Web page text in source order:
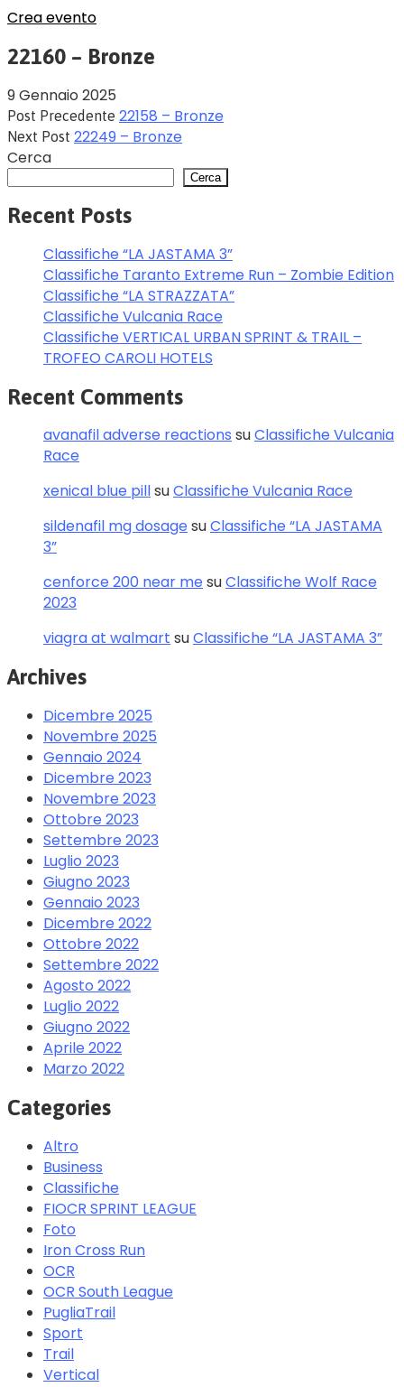
Crea evento
22160 – Bronze
9 Gennaio 2025
Post Precedente 22158 – Bronze
Next Post 22249 – Bronze
Cerca
Cerca
Recent Posts
Classifiche “LA JASTAMA 3”
Classifiche Taranto Extreme Run – Zombie Edition
Classifiche “LA STRAZZATA”
Classifiche Vulcania Race
Classifiche VERTICAL URBAN SPRINT & TRAIL –
TROFEO CAROLI HOTELS
Recent Comments
avanafil adverse reactions suClassifiche Vulcania
Race
xenical blue pillsuClassifiche Vulcania Race
sildenafil mg dosagesuClassifiche “LA JASTAMA
3”
cenforce 200 near mesuClassifiche Wolf Race
2023
viagra at walmart suClassifiche “LA JASTAMA 3”
Archives
Dicembre 2025
Novembre 2025
Gennaio 2024
Dicembre 2023
Novembre 2023
Ottobre 2023
Settembre 2023
Luglio 2023
Giugno 2023
Gennaio 2023
Dicembre 2022
Ottobre 2022
Settembre 2022
Agosto 2022
Luglio 2022
Giugno 2022
Aprile 2022
Marzo 2022
Categories
Altro
Business
Classifiche
FIOCR SPRINT LEAGUE
Foto
Iron Cross Run
OCR
OCR South League
PugliaTrail
Sport
Trail
Vertical